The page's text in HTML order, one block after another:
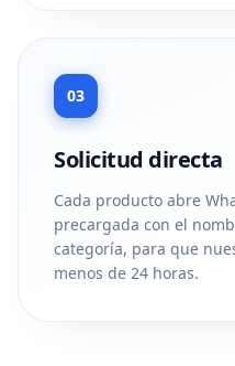
03
Solicitud directa
Cada producto abre
precargada con el
categoría, para que
menos de 24 horas.